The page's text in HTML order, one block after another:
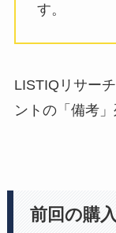
す。
LISTIQリサー
ントの「備考
前回の購